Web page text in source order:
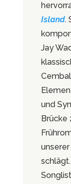
Island.
Jay
und
Brücke